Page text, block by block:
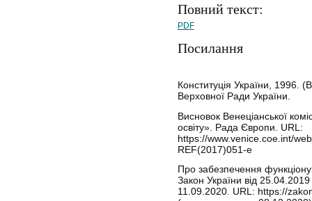
Повний текст:
PDF
Посилання
Конституція України, 1996.
Верховної Ради України.
Висновок Венеціанської
освіту». Рада Європи. URL:
https://www.venice.coe.int/
REF(2017)051-e
Про забезпечення
Закон України від
11.09.2020. URL: https://